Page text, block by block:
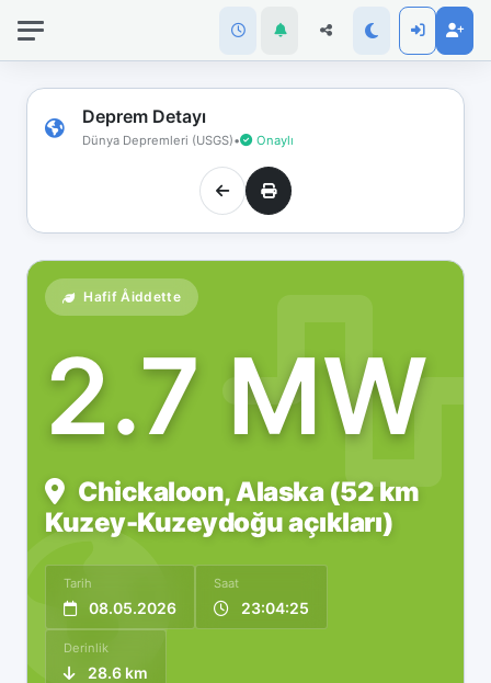
Deprem Detayı
Dünya Depremleri (USGS)• Onaylı
Hafif Åiddette
2.7 MW
Chickaloon, Alaska (52 km
Kuzey-Kuzeydoğu açıkları)
Tarih
08.05.2026
Saat
23:04:25
Derinlik
28.6 km
bağlantınız
koptu!
Çevrimdışı
moddasınız.